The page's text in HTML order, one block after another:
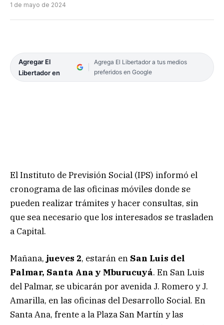
1 de mayo de 2024
Agregar El
Libertador en
Agrega El Libertador a tus medios
preferidos en Google
El Instituto de Previsión Social (IPS) informó el
cronograma de las oficinas móviles donde se
pueden realizar trámites y hacer consultas, sin
que sea necesario que los interesados se trasladen
a Capital.
Mañana, jueves 2, estarán en San Luis del
Palmar, Santa Ana y Mburucuyá. En San Luis
del Palmar, se ubicarán por avenida J. Romero y J.
Amarilla, en las oficinas del Desarrollo Social. En
Santa Ana, frente a la Plaza San Martín y las